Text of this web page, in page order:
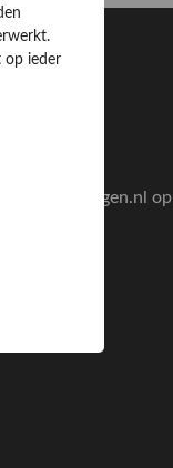
Klantervaringen.nl op
op ieder